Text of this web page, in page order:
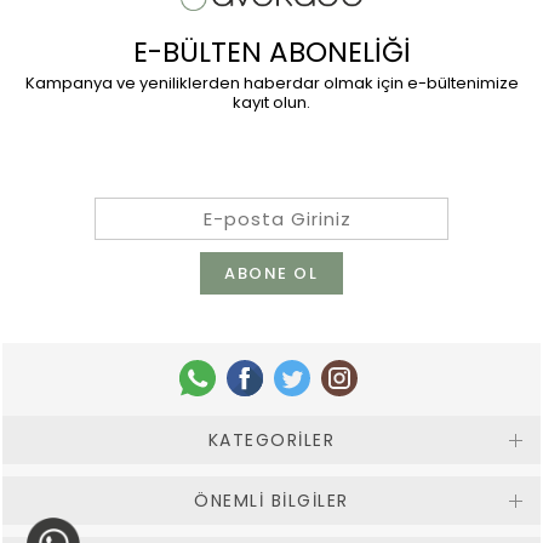
E-BÜLTEN ABONELİĞİ
Kampanya ve yeniliklerden haberdar olmak için e-bültenimize
kayıt olun.
KATEGORILER
ÖNEMLI BILGILER